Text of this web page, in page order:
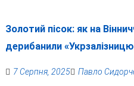
Золотий пісок: як на
дерибанили
7 Серпня, 2025 Павло